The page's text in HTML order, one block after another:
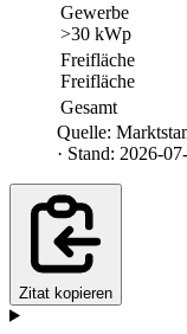
Gewerbe
>30 kWp
Freifläche
Freifläche
Gesamt
Quelle:
· Stand: 2026-
Zitat kopieren